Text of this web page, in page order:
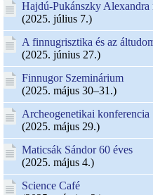
Hajdú-Pukánszky
(2025. július 7.)
A finnugrisztika és az
(2025. június 27.)
Finnugor Szeminárium
(2025. május 30–31.)
Archeogenetikai konferencia
(2025. május 29.)
Maticsák Sándor 60 éves
(2025. május 4.)
Science Café